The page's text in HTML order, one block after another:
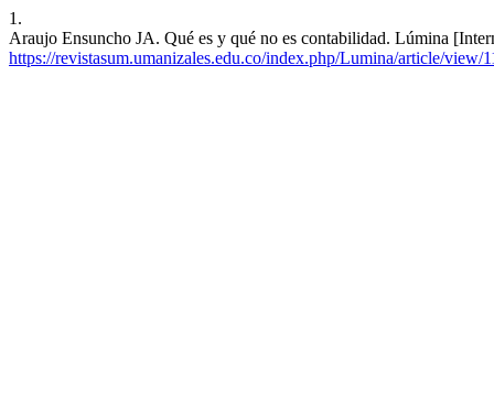
1.
Araujo Ensuncho JA. Qué es y qué no es contabilidad. Lúmina
https://revistasum.umanizales.edu.co/index.php/Lumina/article/view/